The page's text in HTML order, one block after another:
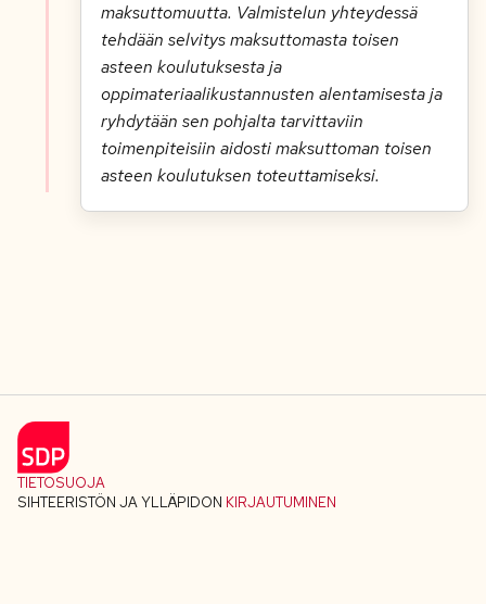
maksuttomuutta. Valmistelun yhteydessä
tehdään selvitys maksuttomasta toisen
asteen koulutuksesta ja
oppimateriaalikustannusten alentamisesta ja
ryhdytään sen pohjalta tarvittaviin
toimenpiteisiin aidosti maksuttoman toisen
asteen koulutuksen toteuttamiseksi.
TIETOSUOJA
SIHTEERISTÖN JA YLLÄPIDON KIRJAUTUMINEN